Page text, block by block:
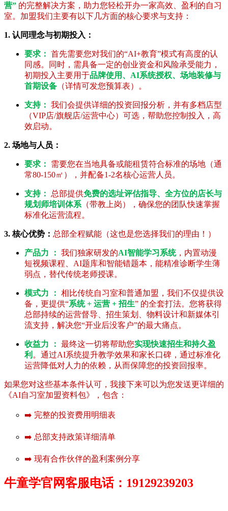
营” 的完整解决方案，助力您轻松开办一家高效、盈利的自习
室。加盟我们主要有以下几方面的核心要求与支持：
1. 认同理念与初期投入：
要求： 首先需要您对我们的“AI+教育”模式有高度的认
同感。同时，需具备一定的创业资金和风险承受能力，
初期投入主要用于品牌使用、AI系统授权、场地装修与
首期设备 （详情可发您预算表）。
支持： 我们会提供详细的投资回报分析，并有多档店型
（VIP店/旗舰店/运营中心）可选，帮助您控制投入，高
效启动。
2. 场地与人员：
要求：
需要您在当地具备或能租赁符合标准的场地（通
常80-150㎡），并配备1-2名核心运营人员。
支持： 总部提供免费的选址评估指导、全方位的店长与
规划师培训体系 （带教上岗），确保您的团队快速掌握
标准化运营流程。
3. 核心优势： 总部全程赋能（这也是您选择我们的理由！）
产品力 ： 我们独家研发的AI智能学习系统，内置动漫
短视频课程、AI题库和智能错题本，能精准诊断学生薄
弱点，替代传统老师授课。
模式力 ： 相比传统自习室和普通加盟，我们不仅提供设
备，更提供“系统 + 运营 + 招生” 的全套打法。您将获得
总部持续的运营督导、招生策划、物料设计和新媒体引
流支持，解决您“开业后没客户”的最大痛点。
收益力 ： 最终这一切将帮助您实现快速招生和持久盈
利 。通过AI系统提升教学效果和家长口碑，通过标准化
运营降低对人力的依赖，从而保障您的投资回报率。
如果您对这些基本条件认可，我接下来可以为您发送更详细的
《AI自习室加盟资料包》，包含：
➡️ 完整的投资费用明细表
➡️ 总部支持政策详细清单
➡️ 现有合作伙伴的盈利案例分享
牛童学官网客服电话：19129239203